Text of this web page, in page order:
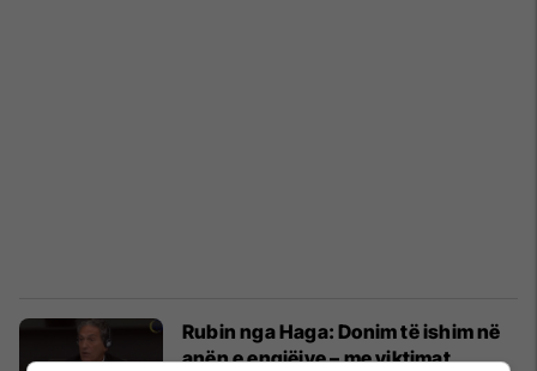
Rubin nga Haga: Donim të ishim në
anën e engjëjve – me viktimat